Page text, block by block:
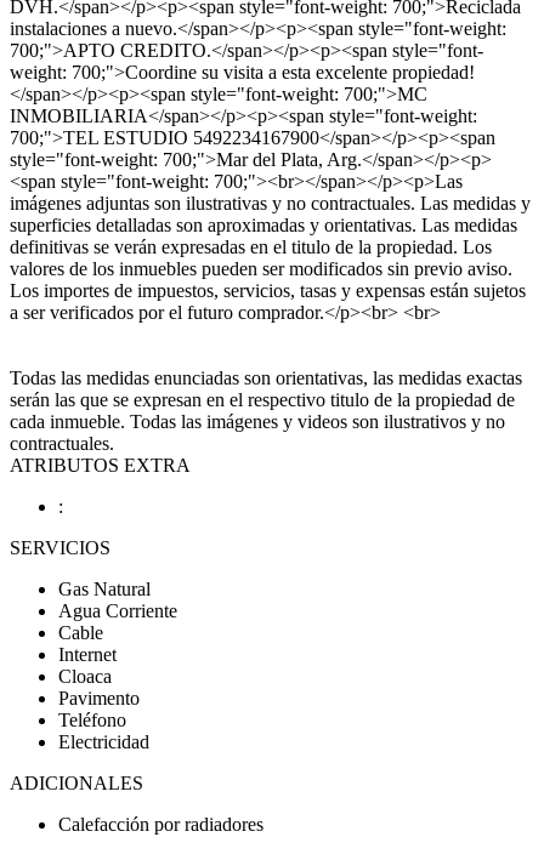
DVH.</span></p><p><span style="font-weight: 700;">Reciclada
instalaciones a nuevo.</span></p><p><span style="font-weight:
700;">APTO CREDITO.</span></p><p><span style="font-
weight: 700;">Coordine su visita a esta excelente propiedad!
</span></p><p><span style="font-weight: 700;">MC
INMOBILIARIA</span></p><p><span style="font-weight:
700;">TEL ESTUDIO 5492234167900</span></p><p><span
style="font-weight: 700;">Mar del Plata, Arg.</span></p><p>
<span style="font-weight: 700;"><br></span></p><p>Las
imágenes adjuntas son ilustrativas y no contractuales. Las medidas y
superficies detalladas son aproximadas y orientativas. Las medidas
definitivas se verán expresadas en el titulo de la propiedad. Los
valores de los inmuebles pueden ser modificados sin previo aviso.
Los importes de impuestos, servicios, tasas y expensas están sujetos
a ser verificados por el futuro comprador.</p><br> <br>
Todas las medidas enunciadas son orientativas, las medidas exactas
serán las que se expresan en el respectivo titulo de la propiedad de
cada inmueble. Todas las imágenes y videos son ilustrativos y no
contractuales.
ATRIBUTOS EXTRA
:
SERVICIOS
Gas Natural
Agua Corriente
Cable
Internet
Cloaca
Pavimento
Teléfono
Electricidad
ADICIONALES
Calefacción por radiadores